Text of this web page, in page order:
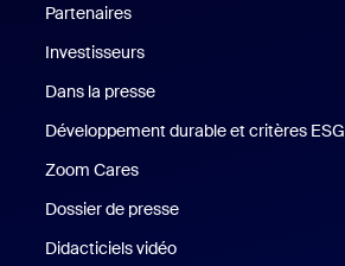
Partenaires
Investisseurs
Dans la presse
Développement durable et critères ESG
Zoom Cares
Dossier de presse
Didacticiels vidéo